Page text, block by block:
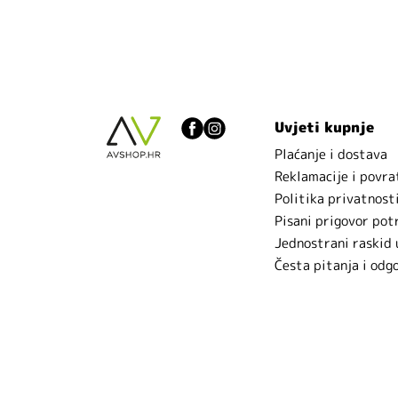
Uvjeti kupnje
Plaćanje i dostava
Reklamacije i
Politika privatnosti
Pisani prigovor
Jednostrani raskid
Česta pitanja i